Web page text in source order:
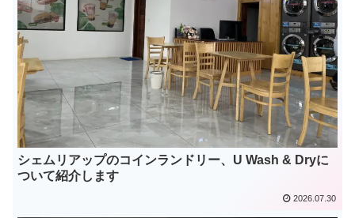
シェムリアップのコインランドリー、U Wash & Dryに
ついて紹介します
2026.07.30